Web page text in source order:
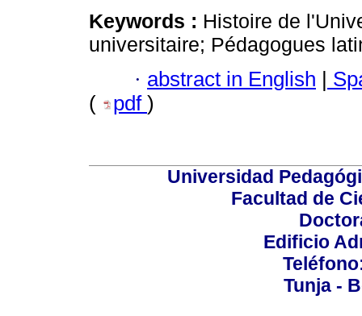
Keywords : Histoire de
universitaire; Pédagogues
· abstract in English |
(
pdf )
Universidad
Facultad de
Edificio
Tunja -